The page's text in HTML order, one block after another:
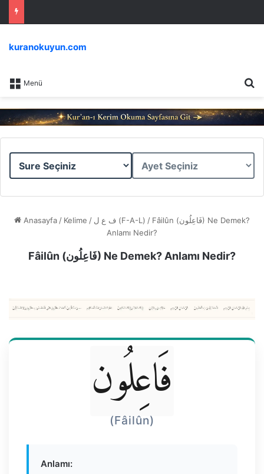
Menü
kuranokuyun.com
Sure
Ayet
Anasayfa / Kelime / ف ع ل (F-A-L) / Fâilûn (فَاعِلُون) Ne Demek?
Anlamı Nedir?
Fâilûn (فَاعِلُون) Ne Demek? Anlamı Nedir?
فَاعِلُون
(Fâilûn)
Anlamı: